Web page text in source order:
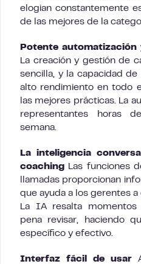
elogian constantemente
de las mejores de la
Potente
La creación y gestión de
sencilla, y la capacidad
alto rendimiento en todo
las mejores prácticas. La
representantes horas
semana.
La inteligencia
coaching Las funciones
llamadas proporcionan
que ayuda a los gerentes
La IA resalta
pena revisar, haciendo
específico y efectivo.
Interfaz fácil de usar